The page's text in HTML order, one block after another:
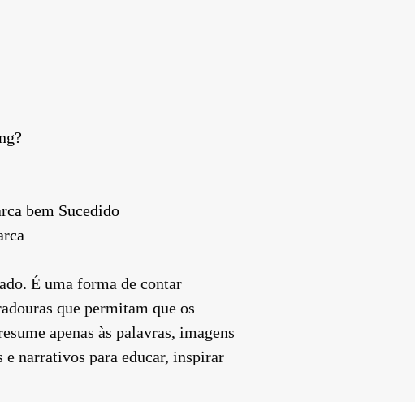
bem Sucedido
É uma forma de contar
que permitam que os
apenas às palavras, imagens
e narrativos para educar, inspirar